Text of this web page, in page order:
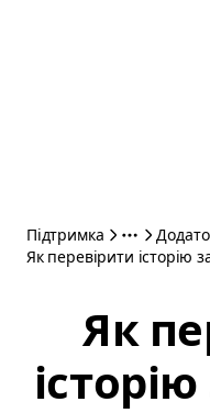
Підтримка
Як перевірити історію
Як